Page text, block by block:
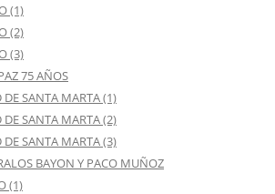
(1)
(2)
(3)
75 AÑOS
SANTA MARTA (1)
SANTA MARTA (2)
SANTA MARTA (3)
BAYON Y PACO MUÑOZ
(1)